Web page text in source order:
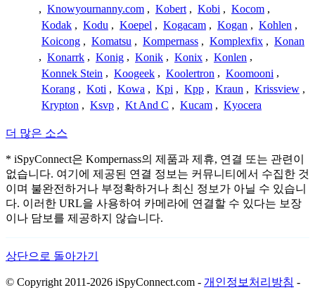
, Knowyournanny.com , Kobert , Kobi , Kocom ,
Kodak , Kodu , Koepel , Kogacam , Kogan , Kohlen ,
Koicong , Komatsu , Kompernass , Komplexfix , Konan
, Konarrk , Konig , Konik , Konix , Konlen ,
Konnek Stein , Koogeek , Koolertron , Koomooni ,
Korang , Koti , Kowa , Kpi , Kpp , Kraun , Krissview ,
Krypton , Ksvp , Kt And C , Kucam , Kyocera
더 많은 소스
* iSpyConnect은 Kompernass의 제품과 제휴, 연결 또는 관련이
없습니다. 여기에 제공된 연결 정보는 커뮤니티에서 수집한 것
이며 불완전하거나 부정확하거나 최신 정보가 아닐 수 있습니
다. 이러한 URL을 사용하여 카메라에 연결할 수 있다는 보장
이나 담보를 제공하지 않습니다.
상단으로 돌아가기
© Copyright 2011-2026 iSpyConnect.com - 개인정보처리방침 -